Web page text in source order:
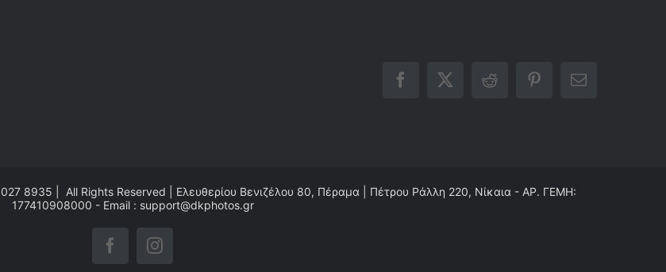
Facebook
X RedditPinterestEmail
8935 | All Rights Reserved | Ελευθερίου Βενιζέλου 80, Πέραμα | Πέτρου Ράλλη 220, Νίκαια - ΑΡ. ΓΕΜΗ:
177410908000 - Email : support@dkphotos.gr
FacebookInstagram